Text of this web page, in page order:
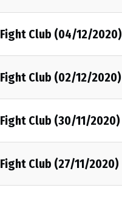
Fight Club (04/12/2020)
Fight Club (02/12/2020)
Fight Club (30/11/2020)
Fight Club (27/11/2020)